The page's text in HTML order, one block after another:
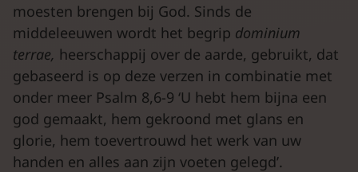
moesten brengen bij God. Sinds de
middeleeuwen wordt het begrip dominium
terrae, heerschappij over de aarde, gebruikt, dat
gebaseerd is op deze verzen in combinatie met
onder meer Psalm 8,6-9 ‘U hebt hem bijna een
god gemaakt, hem gekroond met glans en
glorie, hem toevertrouwd het werk van uw
handen en alles aan zijn voeten gelegd’.